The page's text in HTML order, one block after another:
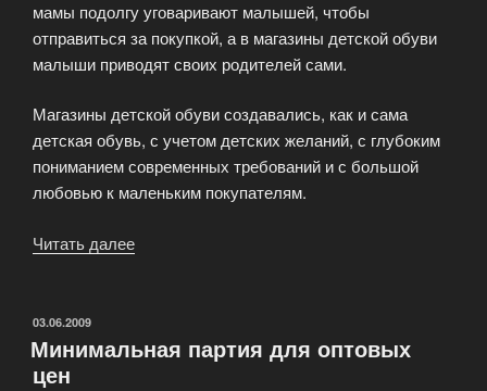
мамы подолгу уговаривают малышей, чтобы
отправиться за покупкой, а в магазины детской обуви
малыши приводят своих родителей сами.
Магазины детской обуви создавались, как и сама
детская обувь, с учетом детских желаний, с глубоким
пониманием современных требований и с большой
любовью к маленьким покупателям.
Читать далее
ОПУБЛИКОВАНО
03.06.2009
Минимальная партия для оптовых
цен